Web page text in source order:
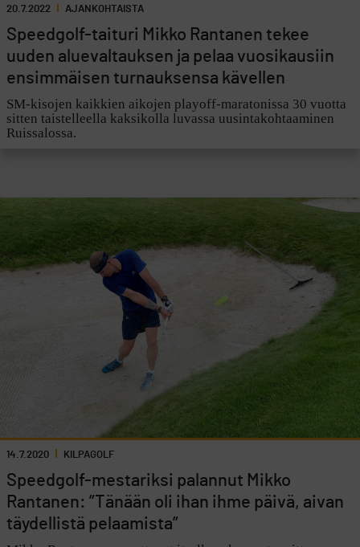
20.7.2022 AJANKOHTAISTA
Speedgolf-taituri Mikko Rantanen tekee
uuden aluevaltauksen ja pelaa vuosikausiin
ensimmäisen turnauksensa kävellen
SM-kisojen kaikkien aikojen playoff-maratonissa 30 vuotta
sitten taistelleella kaksikolla luvassa uusintakohtaaminen
Ruissalossa.
14.7.2020 KILPAGOLF
Speedgolf-mestariksi palannut Mikko
Rantanen: ”Tänään oli ihan ihme päivä, aivan
täydellistä pelaamista”